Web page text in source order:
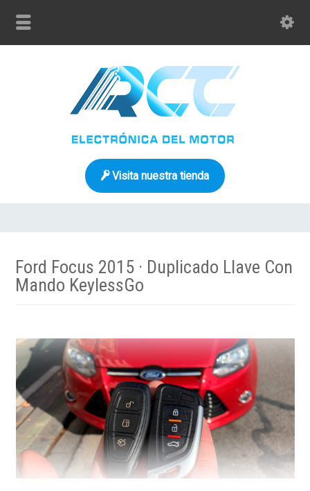
Visita nuestra tienda
Ford Focus 2015 · Duplicado Llave Con
Mando KeylessGo